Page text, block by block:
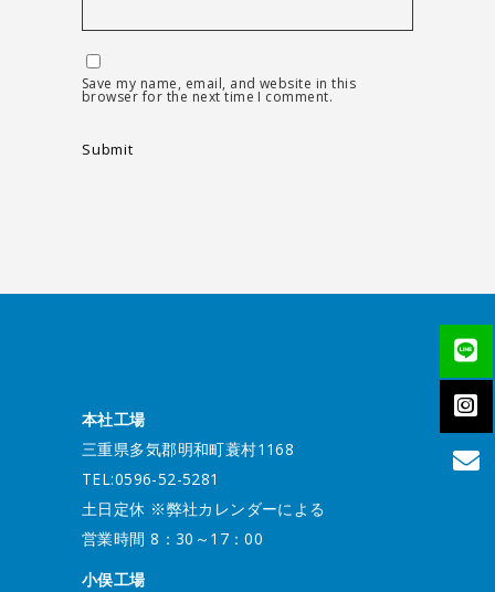
Save my name, email, and website in this
browser for the next time I comment.
本社工場
三重県多気郡明和町蓑村1168
TEL:0596-52-5281
土日定休 ※弊社カレンダーによる
営業時間 8：30～17：00
小俣工場